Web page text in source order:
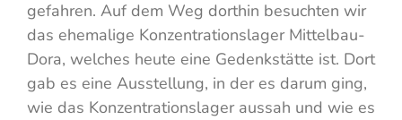
gefahren. Auf dem Weg dorthin besuchten wir
das ehemalige Konzentrationslager Mittelbau-
Dora, welches heute eine Gedenkstätte ist. Dort
gab es eine Ausstellung, in der es darum ging,
wie das Konzentrationslager aussah und wie es